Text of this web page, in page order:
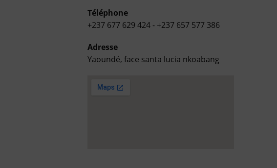
Téléphone
+237 677 629 424 - +237 657 577 386
Adresse
Yaoundé, face santa lucia nkoabang